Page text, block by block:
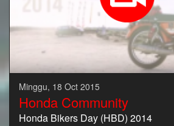
Minggu, 18 Oct 2015
Honda Community
Honda Bikers Day (HBD) 2014